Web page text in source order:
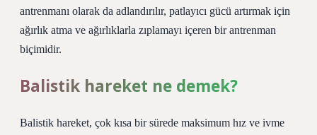
antrenmanı olarak da adlandırılır, patlayıcı gücü artırmak için
ağırlık atma ve ağırlıklarla zıplamayı içeren bir antrenman
biçimidir.
Balistik hareket ne demek?
Balistik hareket, çok kısa bir sürede maksimum hız ve ivme